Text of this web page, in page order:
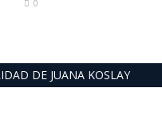
0
DE JUANA KOSLAY